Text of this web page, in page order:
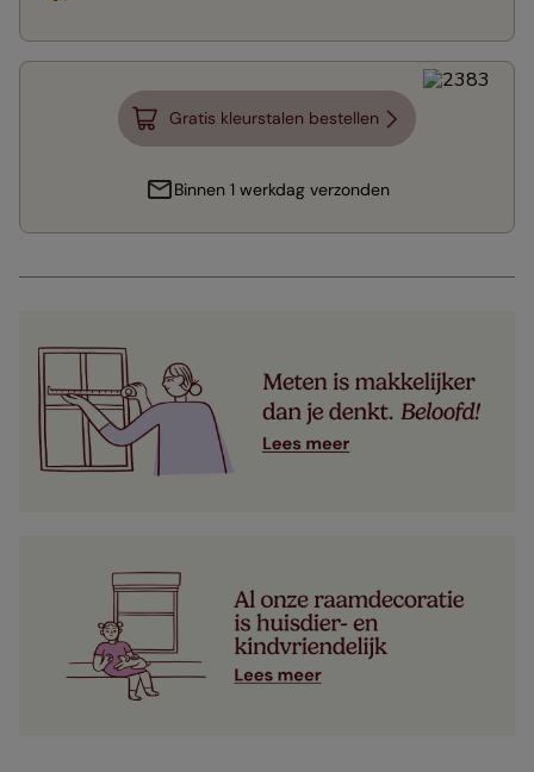
Gratis kleurstalen bestellen
Binnen 1 werkdag verzonden